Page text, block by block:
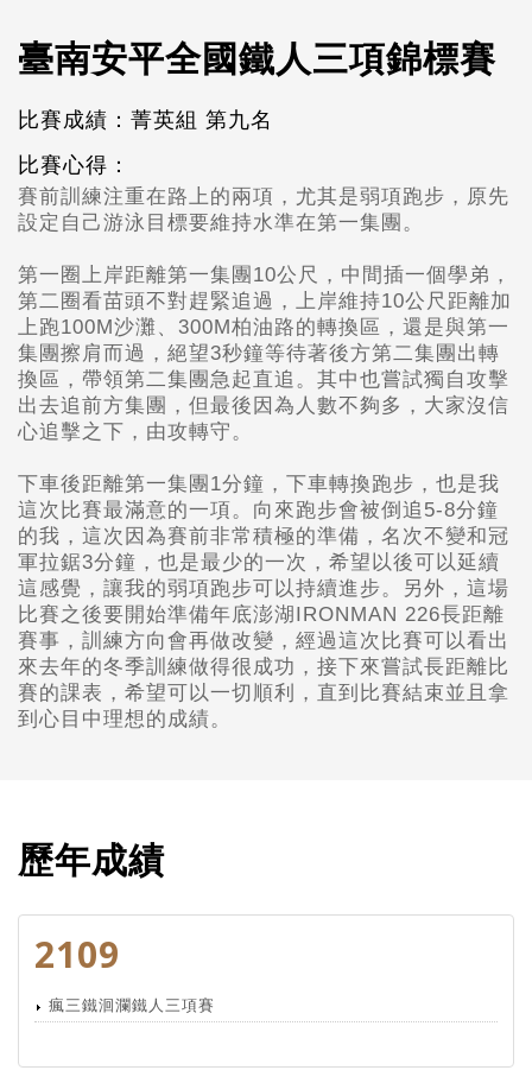
臺南安平全國鐵人三項錦標賽
比賽成績：菁英組 第九名
比賽心得：
賽前訓練注重在路上的兩項，尤其是弱項跑步，原先
設定自己游泳目標要維持水準在第一集團。
第一圈上岸距離第一集團10公尺，中間插一個學弟，
第二圈看苗頭不對趕緊追過，上岸維持10公尺距離加
上跑100M沙灘、300M柏油路的轉換區，還是與第一
集團擦肩而過，絕望3秒鐘等待著後方第二集團出轉
換區，帶領第二集團急起直追。其中也嘗試獨自攻擊
出去追前方集團，但最後因為人數不夠多，大家沒信
心追擊之下，由攻轉守。
下車後距離第一集團1分鐘，下車轉換跑步，也是我
這次比賽最滿意的一項。向來跑步會被倒追5-8分鐘
的我，這次因為賽前非常積極的準備，名次不變和冠
軍拉鋸3分鐘，也是最少的一次，希望以後可以延續
這感覺，讓我的弱項跑步可以持續進步。另外，這場
比賽之後要開始準備年底澎湖IRONMAN 226長距離
賽事，訓練方向會再做改變，經過這次比賽可以看出
來去年的冬季訓練做得很成功，接下來嘗試長距離比
賽的課表，希望可以一切順利，直到比賽結束並且拿
到心目中理想的成績。
歷年成績
2109
瘋三鐵洄瀾鐵人三項賽